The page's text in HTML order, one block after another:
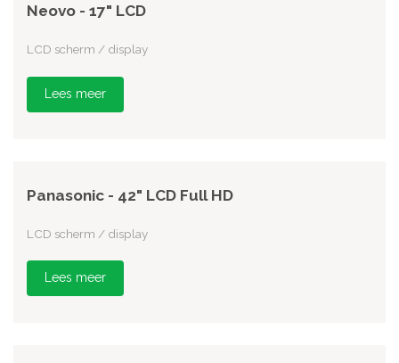
Neovo - 17" LCD
LCD scherm / display
Lees meer
Panasonic - 42" LCD Full HD
LCD scherm / display
Lees meer